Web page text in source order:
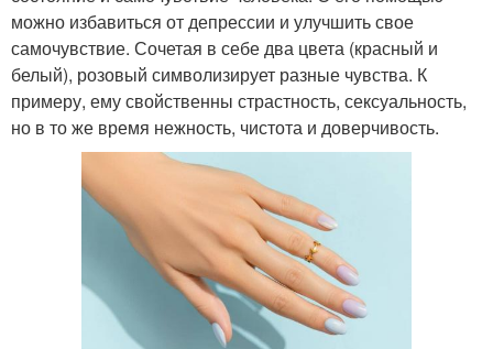
можно избавиться от депрессии и улучшить свое
самочувствие. Сочетая в себе два цвета (красный и
белый), розовый символизирует разные чувства. К
примеру, ему свойственны страстность, сексуальность,
но в то же время нежность, чистота и доверчивость.